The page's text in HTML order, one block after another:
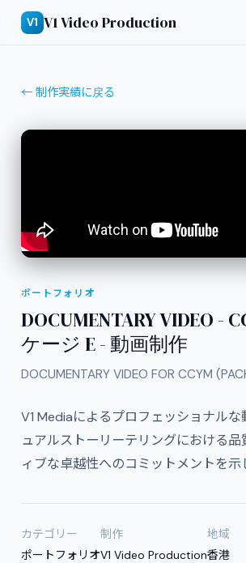
V1 V1 Video Production
← 制作実績に戻る
ポートフォリオ
DOCUMENTARY VIDEO -
ケージ E - 動画制作
DOCUMENTARY VIDEO FOR CCYM
V1 Mediaによるプロフェッショナル
ュアルストーリーテリングにおける品
ィブな卓越性へのコミットメントを示
カテゴリー
ポートフォリオ
制作
V1 Video Production
地域
香港